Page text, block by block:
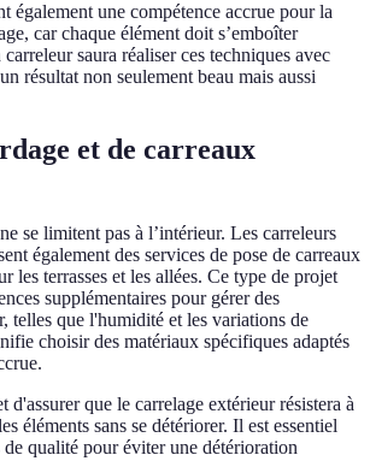
également une compétence accrue pour la
car chaque élément doit s’emboîter
saura réaliser ces techniques avec
résultat non seulement beau mais aussi
et de carreaux
se limitent pas à l’intérieur. Les carreleurs
également des services de pose de carreaux
les terrasses et les allées. Ce type de projet
supplémentaires pour gérer des
telles que l'humidité et les variations de
choisir des matériaux spécifiques adaptés
d'assurer que le carrelage extérieur résistera à
éléments sans se détériorer. Il est essentiel
qualité pour éviter une détérioration